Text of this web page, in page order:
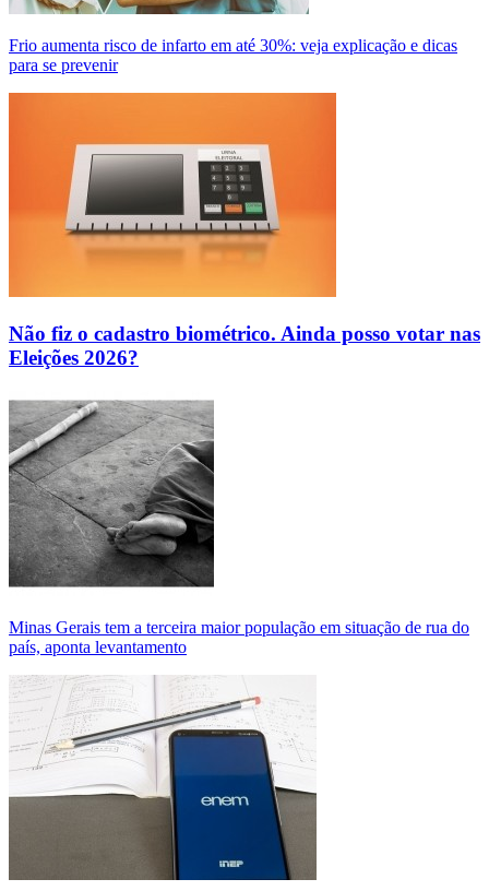
Frio aumenta risco de infarto em até 30%: veja explicação e dicas
para se prevenir
Não fiz o cadastro biométrico. Ainda posso votar nas
Eleições 2026?
Minas Gerais tem a terceira maior população em situação de rua do
país, aponta levantamento